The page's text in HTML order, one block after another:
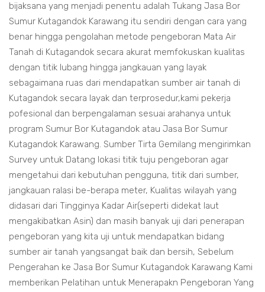
bijaksana yang menjadi penentu adalah Tukang Jasa Bor
Sumur Kutagandok Karawang itu sendiri dengan cara yang
benar hingga pengolahan metode pengeboran Mata Air
Tanah di Kutagandok secara akurat memfokuskan kualitas
dengan titik lubang hingga jangkauan yang layak
sebagaimana ruas dari mendapatkan sumber air tanah di
Kutagandok secara layak dan terprosedur,kami pekerja
pofesional dan berpengalaman sesuai arahanya untuk
program Sumur Bor Kutagandok atau Jasa Bor Sumur
Kutagandok Karawang. Sumber Tirta Gemilang mengirimkan
Survey untuk Datang lokasi titik tuju pengeboran agar
mengetahui dari kebutuhan pengguna, titik dari sumber,
jangkauan ralasi be-berapa meter, Kualitas wilayah yang
didasari dari Tingginya Kadar Air(seperti didekat laut
mengakibatkan Asin) dan masih banyak uji dari penerapan
pengeboran yang kita uji untuk mendapatkan bidang
sumber air tanah yangsangat baik dan bersih, Sebelum
Pengerahan ke Jasa Bor Sumur Kutagandok Karawang Kami
memberikan Pelatihan untuk Menerapakn Pengeboran Yang